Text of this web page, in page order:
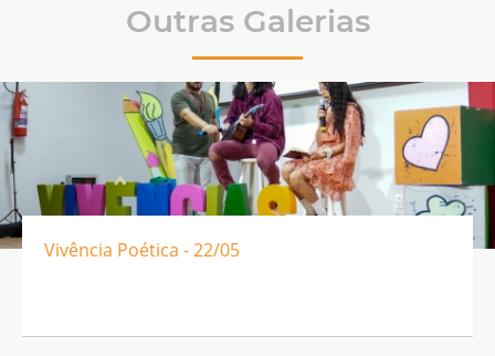
Outras Galerias
Vivência Poética - 22/05